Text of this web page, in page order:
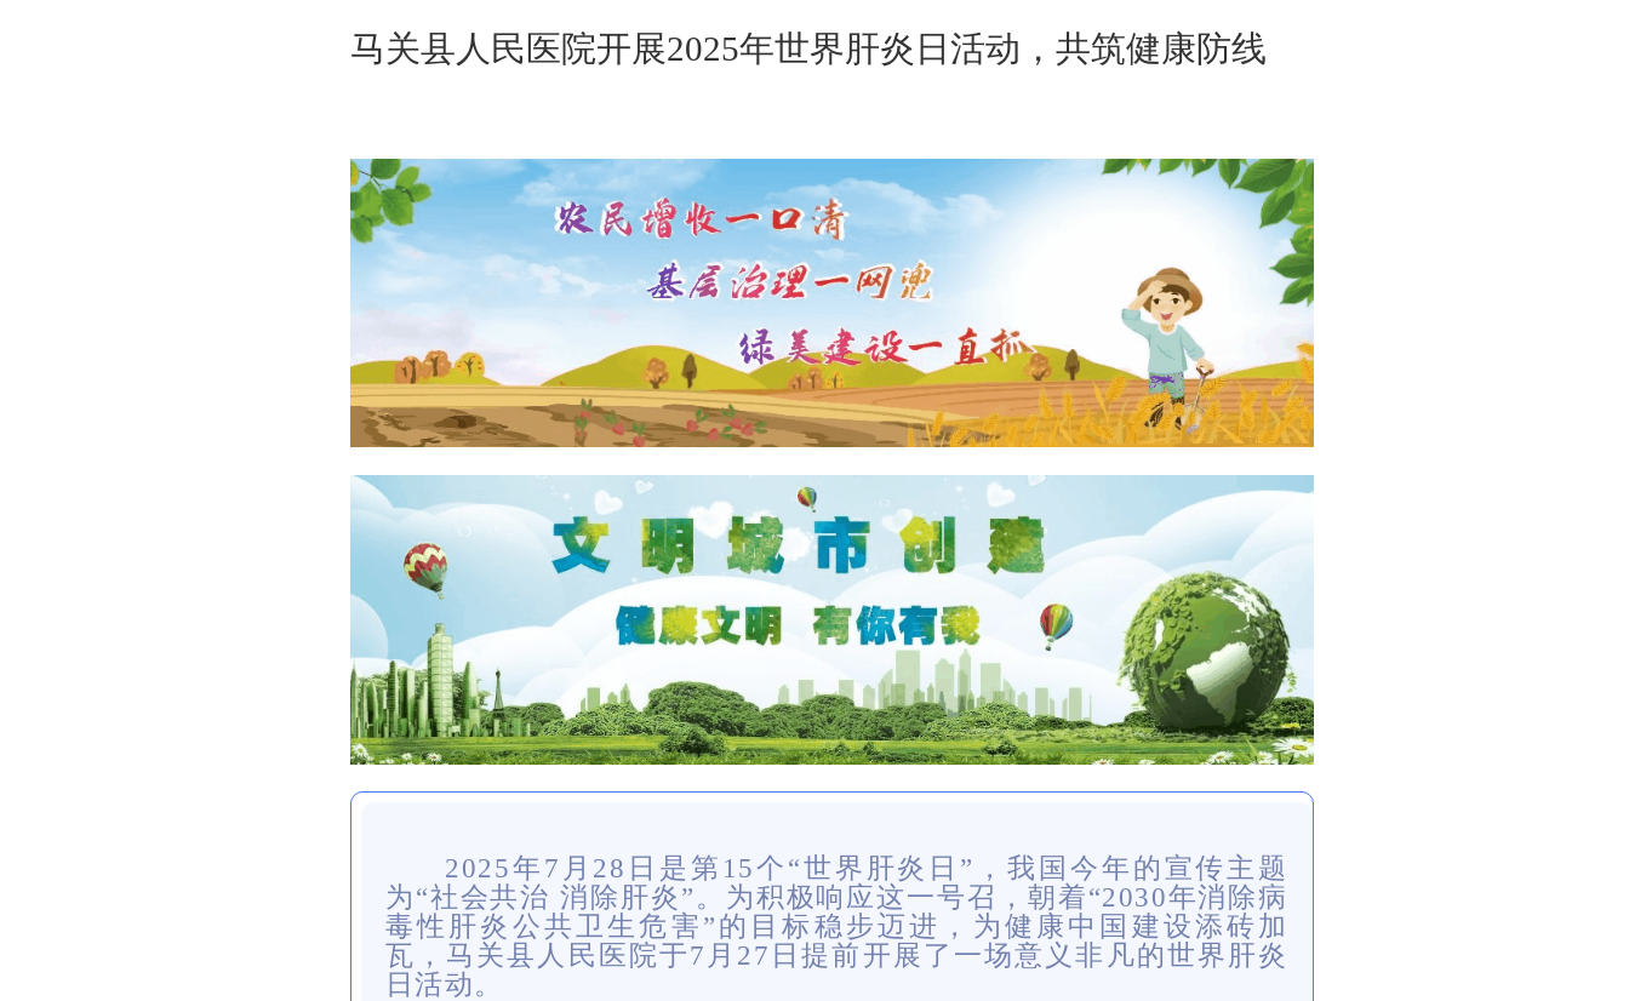
马关县人民医院开展2025年世界肝炎日活动，共筑健康防线
2025年7月28日是第15个“世界肝炎日”，我国今年的宣传主题
为“社会共治 消除肝炎”。为积极响应这一号召，朝着“2030年消除病
毒性肝炎公共卫生危害”的目标稳步迈进，为健康中国建设添砖加
瓦，马关县人民医院于7月27日提前开展了一场意义非凡的世界肝炎
日活动。